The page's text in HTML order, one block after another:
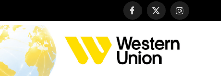
Facebook
X
Instagram